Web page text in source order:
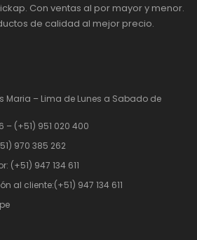
Con ventas al por mayor y menor.
de calidad al mejor precio.
Maria – Lima de Lunes a Sabado de
– (+51) 951 020 400
970 385 262
(+51) 947 134 611
al cliente:(+51) 947 134 611